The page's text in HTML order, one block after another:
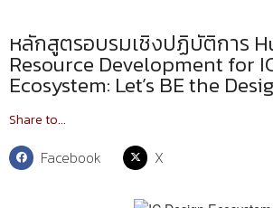
หลักสูตรอบรมเชิงปฏิบัติการ
Resource Development for
Ecosystem: Let’s BE the
Share to...
Facebook X